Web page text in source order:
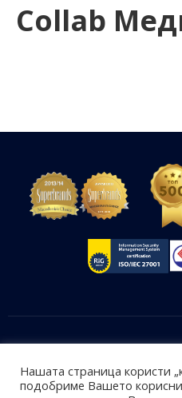
Collab
Нашата страница користи
подобриме Вашето